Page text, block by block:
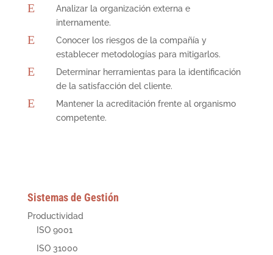
E
Analizar la organización externa e
internamente.
E
Conocer los riesgos de la compañía y
establecer metodologías para mitigarlos.
E
Determinar herramientas para la identificación
de la satisfacción del cliente.
E
Mantener la acreditación frente al organismo
competente.
Sistemas de Gestión
Productividad
ISO 9001
ISO 31000